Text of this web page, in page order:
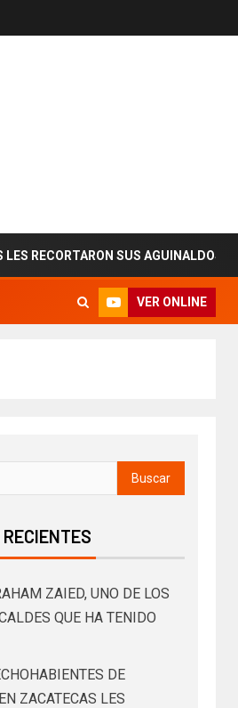
SUS AGUINALDOS
VER ONLINE
ZAIED, UNO DE LOS
QUE HA TENIDO
DE
ZACATECAS LES